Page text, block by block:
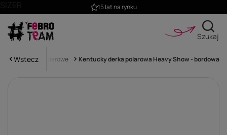
15 lat na rynku
Szukaj
Wstecz
Derki Derki polarowe Kentucky derka polarowa Heavy Show - bordowa